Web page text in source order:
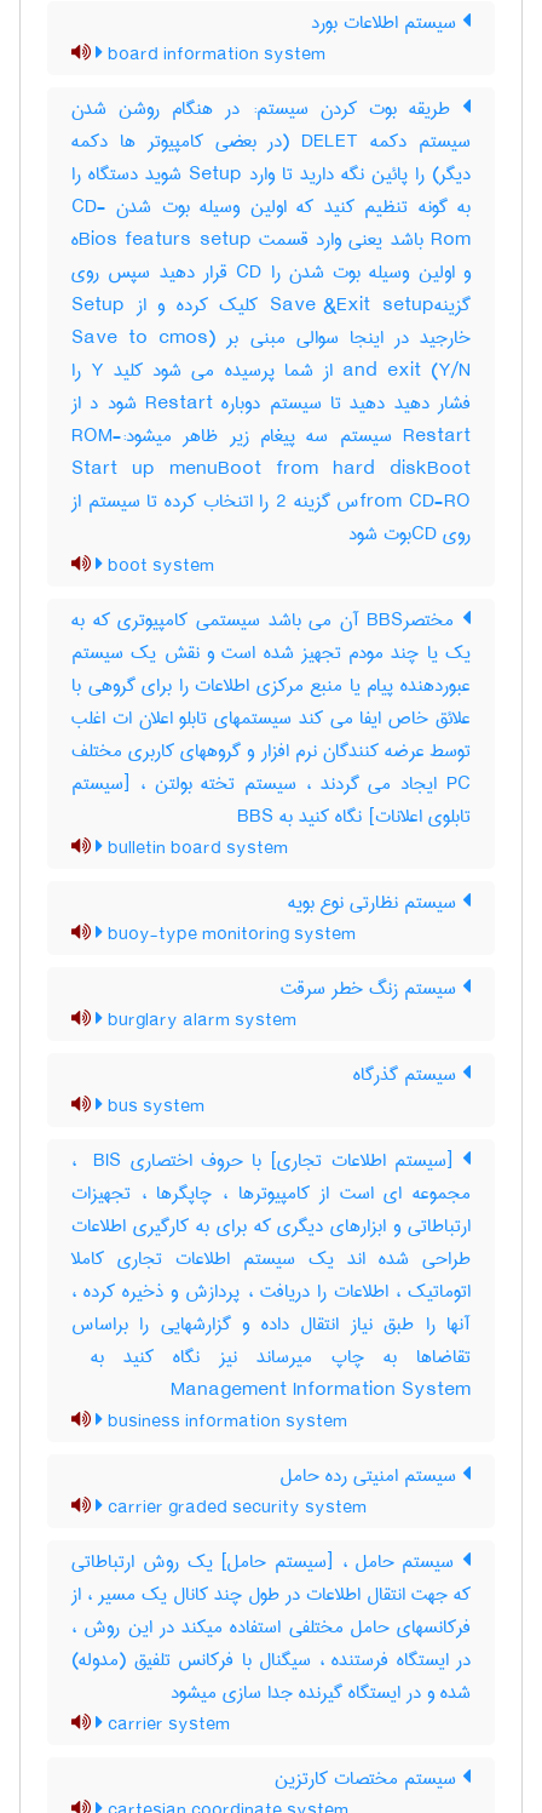
سیستم اطلاعات بورد
board information system
طریقه بوت کردن سیستم: در هنگام روشن شدن
سیستم دکمه DELET (در بعضی کامپیوتر ها دکمه
دیگر) را پائین نگه دارید تا وارد Setup شوید دستگاه را
به گونه تنظیم کنید که اولین وسیله بوت شدن CD-
Rom باشد یعنی وارد قسمت Bios featurs setupه
و اولین وسیله بوت شدن را CD قرار دهید سپس روی
گزینهSave &Exit setup کلیک کرده و از Setup
خارجید در اینجا سوالی مبنی بر (Save to cmos
and exit (Y/N از شما پرسیده می شود کلید Y را
فشار دهید دهید تا سیستم دوباره Restart شود د از
Restart سیستم سه پیغام زیر ظاهر میشود:-ROM
Start up menuBoot from hard diskBoot
from CD-ROس گزینه 2 را اتنخاب کرده تا سیستم از
روی CDبوت شود
boot system
مختصرBBS آن می باشد سیستمی کامپیوتری که به
یک یا چند مودم تجهیز شده است و نقش یک سیستم
عبوردهنده پیام یا منبع مرکزی اطلاعات را برای گروهی با
علائق خاص ایفا می کند سیستمهای تابلو اعلان ات اغلب
توسط عرضه کنندگان نرم افزار و گروههای کاربری مختلف
PC ایجاد می گردند ، سیستم تخته بولتن ، [سیستم
تابلوی اعلانات] نگاه کنید به ‎ BBS
bulletin board system
سیستم نظارتی نوع بویه
buoy-type monitoring system
سیستم زنگ خطر سرقت
burglary alarm system
سیستم گذرگاه
bus system
[سیستم اطلاعات تجاری] با حروف اختصاری ‎ BIS ،
مجموعه ای است از کامپیوترها ، چاپگرها ، تجهیزات
ارتباطاتی و ابزارهای دیگری که برای به کارگیری اطلاعات
طراحی شده اند یک سیستم اطلاعات تجاری کاملا
اتوماتیک ، اطلاعات را دریافت ، پردازش و ذخیره کرده ،
آنها را طبق نیاز انتقال داده و گزارشهایی را براساس
Management Information System
business information system
سیستم امنیتی رده حامل
carrier graded security system
سیستم حامل ، [سیستم حامل] یک روش ارتباطاتی
که جهت انتقال اطلاعات در طول چند کانال یک مسیر ، از
فرکانسهای حامل مختلفی استفاده میکند در این روش ،
در ایستگاه فرستنده ، سیگنال با فرکانس تلفیق (مدوله)
شده و در ایستگاه گیرنده جدا سازی میشود
carrier system
سیستم مختصات کارتزین